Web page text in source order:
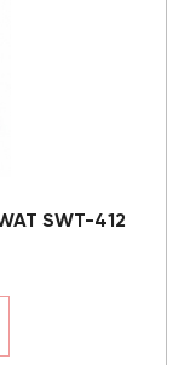
SWT-412